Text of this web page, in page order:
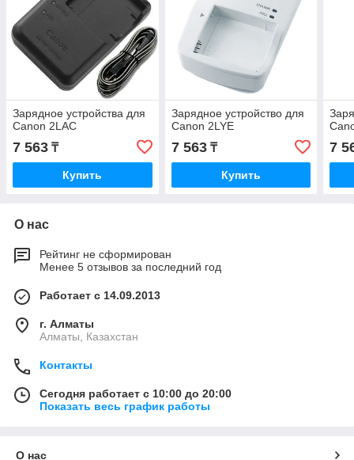
Зарядное устройства для
Canon 2LAC
7 563 ₸
Купить
Зарядное устройство для
Canon 2LYE
7 563₸
Купить
7
О нас
Рейтинг не сформирован
Менее 5 отзывов за последний год
Работает с 14.09.2013
г. Алматы
Алматы, Казахстан
Контакты
Сегодня работает с 10:00 до 20:00
Показать весь график работы
О нас